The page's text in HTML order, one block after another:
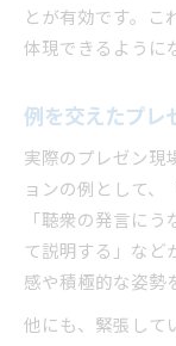
とが有効です。こ
体現できるように
例を交えたプレ
実際のプレゼン現
ョンの例として、
「聴衆の発言に
て説明する」など
感や積極的な姿勢
他にも、緊張して